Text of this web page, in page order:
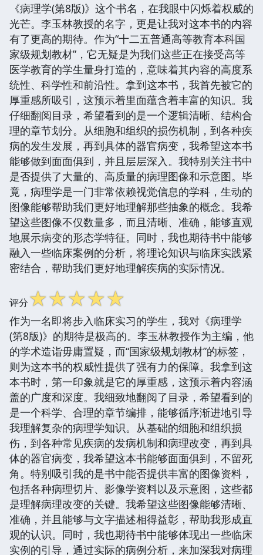
《病理学(第8版)》这个书名，在我眼中闪烁着权威的
光芒。李玉林教授的名字，更是让我对这本书的内容
有了更高的期待。作为“十二五普通高等教育本科国
家级规划教材”，它无疑是为我们这些正在接受高等
医学教育的学生量身打造的，意味着其内容的高度系
统性、科学性和前沿性。拿到这本书，我首先被它的
厚重感所吸引，这预示着里面蕴含着丰富的知识。我
仔细翻阅目录，希望看到的是一个逻辑清晰、结构合
理的章节划分。从细胞和组织的损伤机制，到各种疾
病的发生发展，再到具体的器官病变，我希望这本书
能够做到面面俱到，并且层层深入。我特别关注书中
是否提供了大量的、高质量的病理图像和示意图。毕
竟，病理学是一门非常依赖视觉信息的学科，生动的
图像能够帮助我们更好地理解那些抽象的概念。我希
望这些图像不仅数量多，而且清晰、准确，能够直观
地展示病变的形态学特征。同时，我也期待书中能够
融入一些临床案例的分析，将理论知识与临床实践紧
密结合，帮助我们更好地理解疾病的实际情况。
评分☆☆☆☆☆
作为一名即将步入临床实习的学生，我对《病理学
(第8版)》的期待是极高的。李玉林教授作为主编，他
的学术造诣毋庸置疑，而“国家级规划教材”的标签，
则为这本书的权威性提供了强有力的保障。我拿到这
本书时，第一印象就是它的厚重感，这预示着内容涵
盖的广度和深度。我细致地翻阅了目录，希望看到的
是一个科学、合理的章节编排，能够循序渐进地引导
我理解复杂的病理学知识。从基础的细胞和组织损
伤，到各种常见疾病的发病机制和病理改变，再到具
体的器官病变，我希望这本书能够面面俱到，不留死
角。特别吸引我的是书中能否提供丰富的图像资料，
包括各种病理切片、影像学资料以及示意图，这些都
是理解病理改变的关键。我希望这些图像能够清晰、
准确，并且能够与文字描述相得益彰，帮助我形成直
观的认识。同时，我也期待书中能够体现出一些临床
实例的引导，通过实际的病例分析，来加深我对病理